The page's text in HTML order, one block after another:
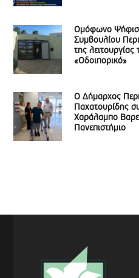
Ομόφωνο
Συμβουλίου
της
«Οδοιπορικό»
Ο Δήμαρχος
Παχατουρίδης
Χαράλαμπο
Πανεπιστήμιο